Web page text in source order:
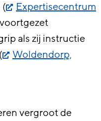
(
Expertisecentrum
als zij instructie
Woldendorp,
vergroot de